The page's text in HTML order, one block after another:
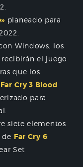
planeado para
Windows, los
el juego
que los
Far Cry 3 Blood
para
siete elementos
de Far Cry 6:
Set